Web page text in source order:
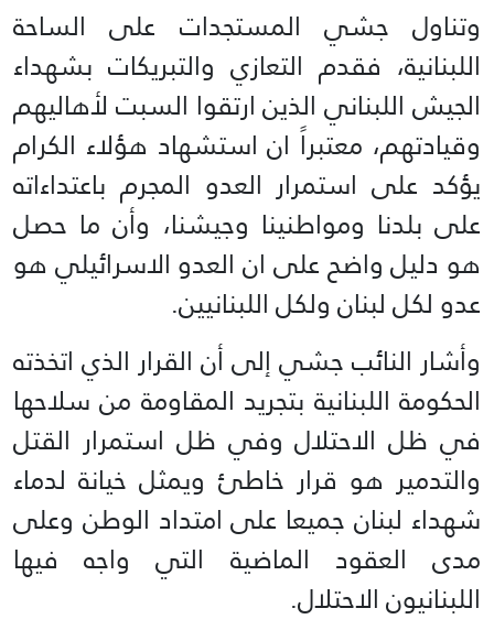
وتناول جشي المستجدات على الساحة
اللبنانية، فقدم التعازي والتبريكات بشهداء
الجيش اللبناني الذين ارتقوا ‏السبت لأهاليهم
وقيادتهم، معتبراً ان استشهاد هؤلاء الكرام
يؤكد على استمرار العدو المجرم باعتداءاته
على ‏بلدنا ومواطنينا وجيشنا، وأن ما حصل
هو دليل واضح على ان العدو الاسرائيلي هو
عدو لكل لبنان ولكل ‏اللبنانيين.‏
وأشار النائب جشي إلى أن القرار الذي اتخذته
الحكومة اللبنانية بتجريد المقاومة من سلاحها
في ظل ‏الاحتلال وفي ظل استمرار القتل
والتدمير هو قرار خاطئ ويمثل خيانة لدماء
شهداء لبنان جميعا على امتداد ‏الوطن وعلى
مدى العقود الماضية التي واجه فيها
اللبنانيون الاحتلال.‏